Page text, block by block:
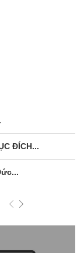
ĐÍCH...